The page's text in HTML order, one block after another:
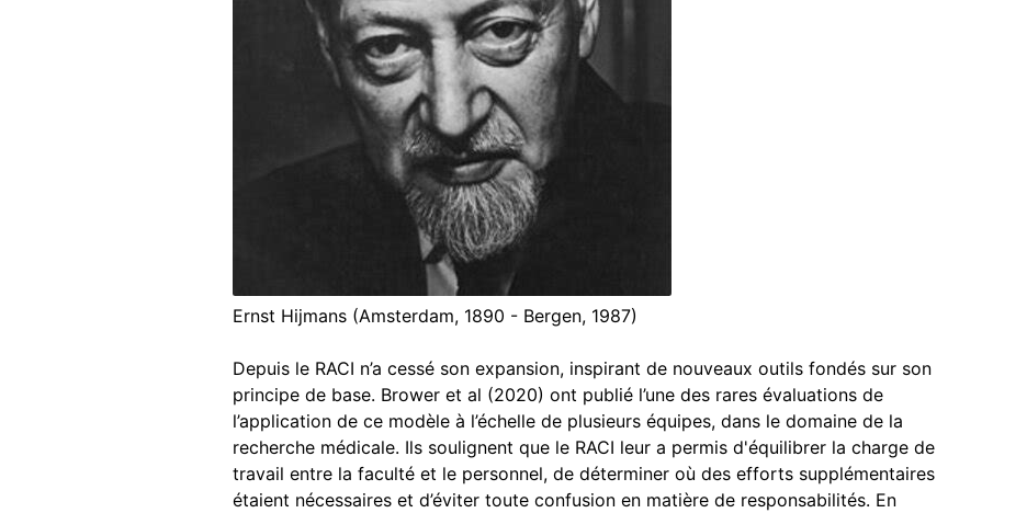
Ernst Hijmans (Amsterdam, 1890 - Bergen, 1987)
Depuis le RACI n’a cessé son expansion, inspirant de nouveaux outils fondés sur son
principe de base. Brower et al (2020) ont publié l’une des rares évaluations de
l’application de ce modèle à l’échelle de plusieurs équipes, dans le domaine de la
recherche médicale. Ils soulignent que le RACI leur a permis d'équilibrer la charge de
travail entre la faculté et le personnel, de déterminer où des efforts supplémentaires
étaient nécessaires et d’éviter toute confusion en matière de responsabilités. En